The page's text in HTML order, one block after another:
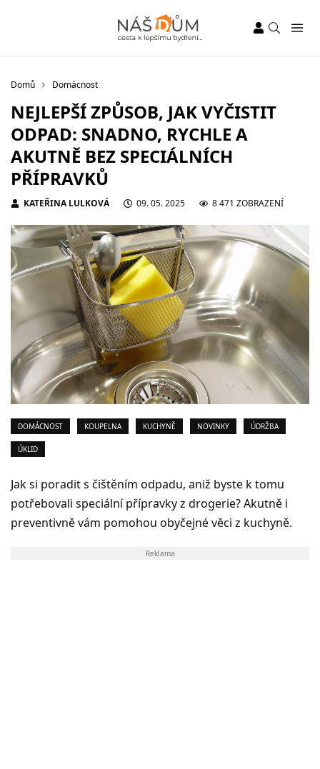
Domů Domácnost
NEJLEPŠÍ ZPŮSOB, JAK VYČISTIT
ODPAD: SNADNO, RYCHLE A
AKUTNĚ BEZ SPECIÁLNÍCH
PŘÍPRAVKŮ
KATEŘINA LULKOVÁ 09. 05. 2025 8 471 ZOBRAZENÍ
DOMÁCNOST KOUPELNA KUCHYNĚ NOVINKY ÚDRŽBA
ÚKLID
Jak si poradit s čištěním odpadu, aniž byste k tomu
potřebovali speciální přípravky z drogerie? Akutně i
preventivně vám pomohou obyčejné věci z kuchyně.
Reklama